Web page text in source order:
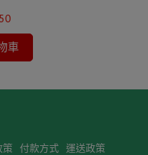
車
策 付款方式 運送政策